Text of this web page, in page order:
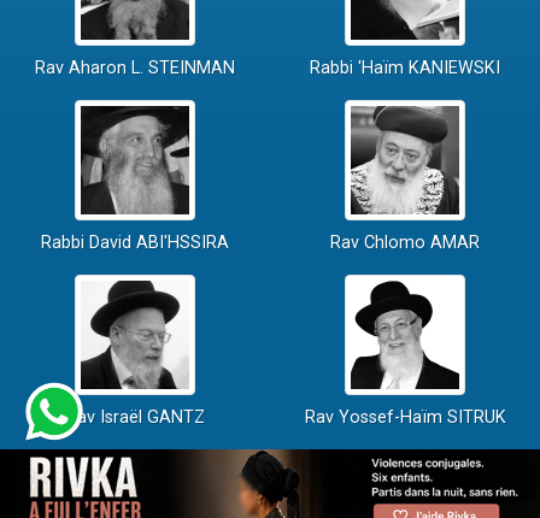
Rav Aharon L. STEINMAN Rabbi 'Haïm KANIEWSKI
Rabbi David ABI'HSSIRA Rav Chlomo AMAR
Rav Israël GANTZ Rav Yossef-Haïm SITRUK